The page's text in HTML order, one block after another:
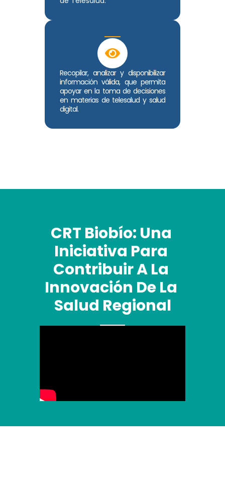
Recopilar, analizar y disponibilizar
información válida, que permita
apoyar en la toma de decisiones
en materias de telesalud y salud
digital.
CRT Biobío: Una
Iniciativa Para
Contribuir A La
Innovación De La
Salud Regional